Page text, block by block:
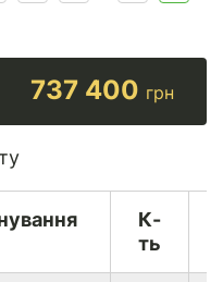
737 400 грн
К-
ть